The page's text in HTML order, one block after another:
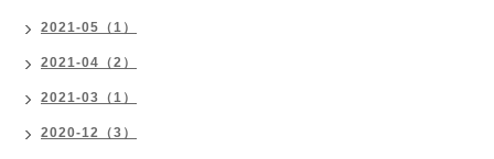
2021-05（1）
2021-04（2）
2021-03（1）
2020-12（3）